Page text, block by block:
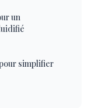
un
simplifier